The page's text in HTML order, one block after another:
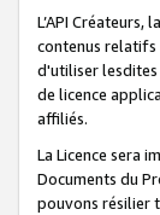
L’API
contenus relatifs
d'utiliser lesdites
de licence
affiliés.
La Licence sera
Documents du
pouvons résilier